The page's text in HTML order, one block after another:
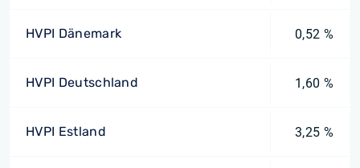
HVPI Dänemark 0,52 %
HVPI Deutschland 1,60 %
HVPI Estland 3,25 %